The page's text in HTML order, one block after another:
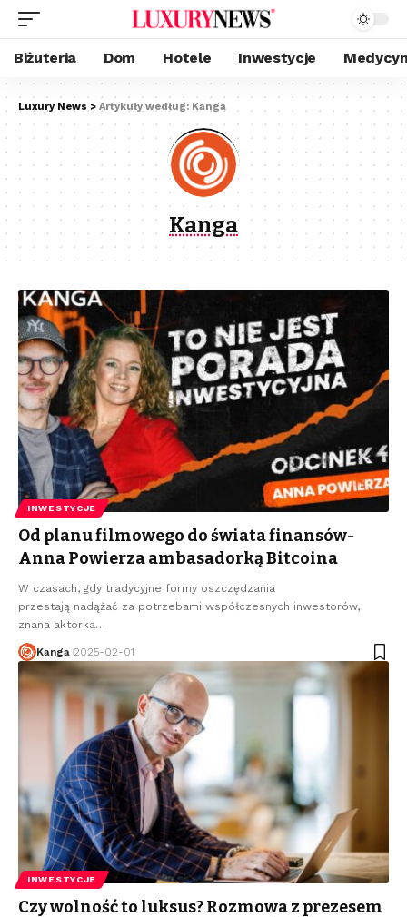
Biżuteria Dom Hotele Inwestycje
Luxury News > Artykuły według: Kanga
Kanga
INWESTYCJE
Od planu filmowego do świata finansów-
Anna Powierza ambasadorką Bitcoina
W czasach, gdy tradycyjne formy oszczędzania
przestają nadążać za potrzebami współczesnych inwestorów,
znana aktorka…
Kanga 2025-02-01
INWESTYCJE
Czy wolność to luksus? Rozmowa z prezesem